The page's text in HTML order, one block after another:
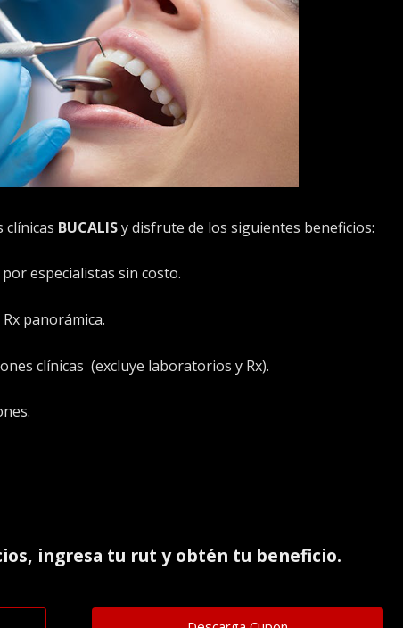
clínicas BUCALISy disfrute de los siguientes beneficios:
especialistas sin costo.
panorámica.
clínicas (excluye laboratorios y Rx).
, ingresa tu rut y obtén tu beneficio.